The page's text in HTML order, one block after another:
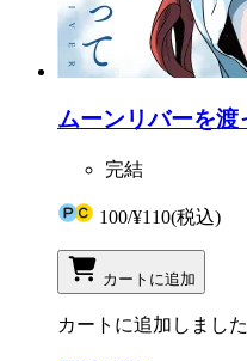
ムーンリバーを渡
完結
100/¥110(税込)
カートに追加
カートに追加しました